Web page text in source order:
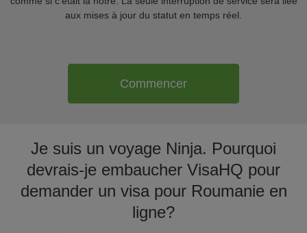
aux mises à jour du statut en temps réel.
Commencer
Je suis un voyage Ninja. Pourquoi
devrais-je embaucher VisaHQ pour
demander un visa pour Roumanie en
ligne?